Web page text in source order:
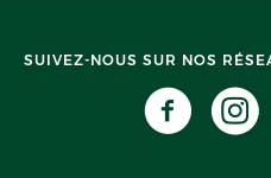
SUIVEZ-NOUS SUR NOS